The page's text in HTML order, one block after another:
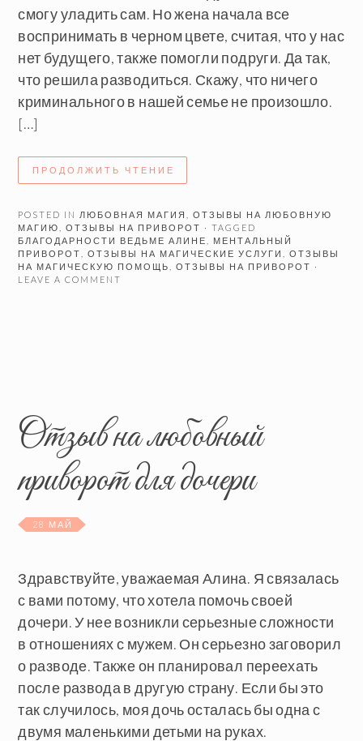
смогу уладить сам. Но жена начала все
воспринимать в черном цвете, считая, что у нас
нет будущего, также помогли подруги. Да так,
что решила разводиться. Скажу, что ничего
криминального в нашей семье не произошло.
[…]
ПРОДОЛЖИТЬ ЧТЕНИЕ
POSTED IN ЛЮБОВНАЯ МАГИЯ ,ОТЗЫВЫ НА ЛЮБОВНУЮ
МАГИЮ
,ОТЗЫВЫ НА ПРИВОРОТ · TAGGED
БЛАГОДАРНОСТИ ВЕДЬМЕ АЛИНЕ
МЕНТАЛЬНЫЙ
ПРИВОРОТ
,ОТЗЫВЫ НА МАГИЧЕСКИЕ УСЛУГИ ,ОТЗЫВЫ
НА МАГИЧЕСКУЮ ПОМОЩЬ
,ОТЗЫВЫ НА ПРИВОРОТ ·
LEAVE A COMMENT
Отзыв на любовный
приворот для дочери
28 МАЙ
Здравствуйте, уважаемая Алина. Я связалась
с вами потому, что хотела помочь своей
дочери. У нее возникли серьезные сложности
в отношениях с мужем. Он серьезно заговорил
о разводе. Также он планировал переехать
после развода в другую страну. Если бы это
так случилось, моя дочь осталась бы одна с
двумя маленькими детьми на руках.